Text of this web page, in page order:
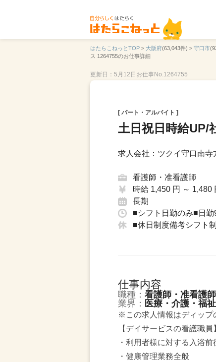
はたらこねっとTOP > 大阪府(63,043件) > 守口市
ス 1264755のお仕事詳細
更新日：5月12日 お仕事No.1264755
[ パート・アルバイト ]
土日祝日時給
求人会社：ツクイ守口南寺
看護師・准看護師
時給 1,450 円 ～ 1,480
長期
■シフト日勤のみ■日
■休日制度備考シフト制
仕事内容
職種： 看護師・准看護師
業界： 医療・介護・福
※この求人情報はディップ
【デイサービスの看護職員
・利用者様に対する入浴
・健康管理業務全般